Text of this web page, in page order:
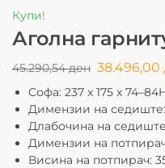
Купи!
Аголна
45.290,54ден 38.496,00
Софа: 237 x 175 x
Димензии на седиште:
Длабочина на
Димензии на
Висина на потпирач: